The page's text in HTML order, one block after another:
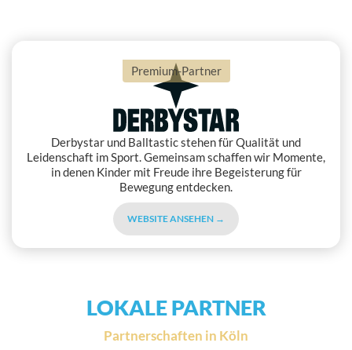
Premium-Partner
Derbystar und Balltastic stehen für Qualität und
Leidenschaft im Sport. Gemeinsam schaffen wir Momente,
in denen Kinder mit Freude ihre Begeisterung für
Bewegung entdecken.
WEBSITE ANSEHEN →
LOKALE PARTNER
Partnerschaften in Köln